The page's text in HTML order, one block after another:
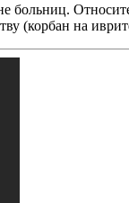
(корбан на